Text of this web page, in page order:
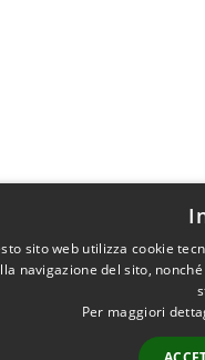
sito web utilizza cookie
navigazione del sito,
Per maggiori